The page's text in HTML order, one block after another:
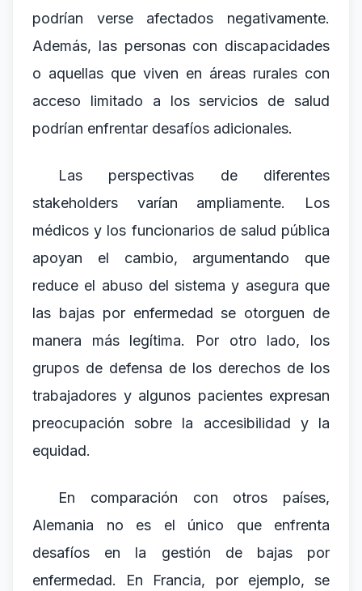
podrían verse afectados negativamente.
Además, las personas con discapacidades
o aquellas que viven en áreas rurales con
acceso limitado a los servicios de salud
podrían enfrentar desafíos adicionales.
Las perspectivas de diferentes
stakeholders varían ampliamente. Los
médicos y los funcionarios de salud pública
apoyan el cambio, argumentando que
reduce el abuso del sistema y asegura que
las bajas por enfermedad se otorguen de
manera más legítima. Por otro lado, los
grupos de defensa de los derechos de los
trabajadores y algunos pacientes expresan
preocupación sobre la accesibilidad y la
equidad.
En comparación con otros países,
Alemania no es el único que enfrenta
desafíos en la gestión de bajas por
enfermedad. En Francia, por ejemplo, se